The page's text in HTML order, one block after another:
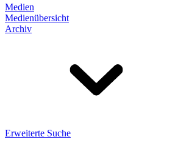
Medien
Medienübersicht
Archiv
Erweiterte Suche